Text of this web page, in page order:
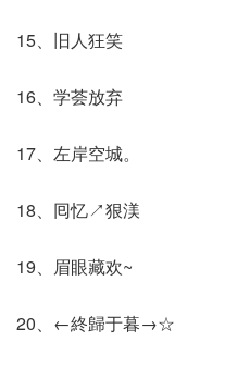
15、旧人狂笑
16、学荟放弃
17、左岸空城。
18、囘忆↗狠渼
19、眉眼藏欢~
20、←終歸于暮→☆